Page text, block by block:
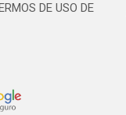
DE USO DE